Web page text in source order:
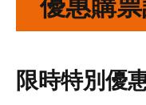
限時特別優